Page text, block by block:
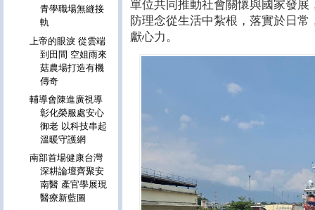
單位共同推動社會關懷與國家發
防理念從生活中紮根，落實於日
獻心力。
青學職場無縫接
軌
上帝的眼淚 從雲端
到田間 空姐雨來
菇農場打造有機
傳奇
輔導會陳進廣視導
彰化榮服處安心
御老 以科技串起
溫暖守護網
南部首場健康台灣
深耕論壇齊聚安
南醫 產官學展現
醫療新藍圖